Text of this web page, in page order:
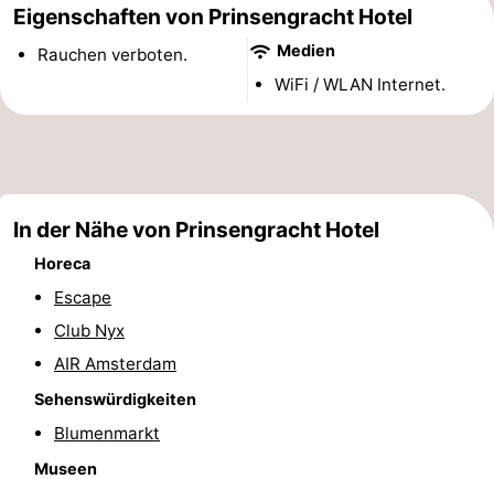
Sehen
tun
Museen
-
Kirchen
-
Aussichtspunkte
Attraktionen
Rundfahrten
Führungen
Eigenschaften von Prinsengracht Hotel
Rauchen verboten. Medien
WiFi / WLAN Internet.
In der Nähe von Prinsengracht Hotel
Horeca
Escape
Club Nyx
AIR Amsterdam
Sehenswürdigkeiten
Blumenmarkt
Museen